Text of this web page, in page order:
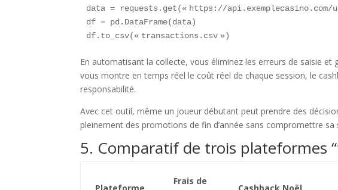
data = requests.get(« https://api.exemplecasino.com/
df = pd.DataFrame(data)
En automatisant la collecte, vous éliminez les erreurs de saisie
vous montre en temps réel le coût réel de chaque session, le
responsabilité.
Avec cet outil, même un joueur débutant peut prendre des
pleinement des promotions de fin d’année sans compromettre sa
5. Comparatif de trois plateformes
Frais de